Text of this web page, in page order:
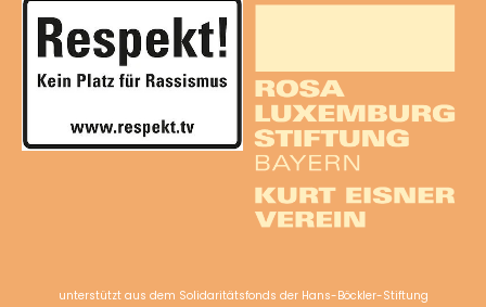
unterstützt aus dem Solidaritätsfonds der Hans-Böckler-Stiftung